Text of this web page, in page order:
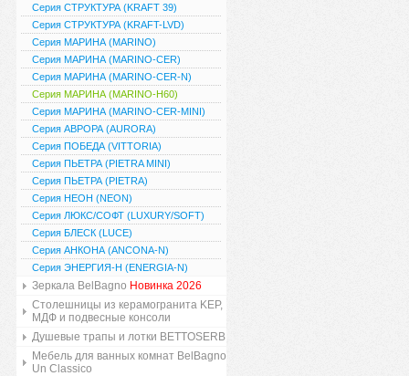
Серия СТРУКТУРА (KRAFT 39)
Серия СТРУКТУРА (KRAFT-LVD)
Серия МАРИНА (MARINO)
Серия МАРИНА (MARINO-CER)
Серия МАРИНА (MARINO-CER-N)
Серия МАРИНА (MARINO-H60)
Серия МАРИНА (MARINO-CER-MINI)
Серия АВРОРА (AURORA)
Серия ПОБЕДА (VITTORIA)
Серия ПЬЕТРА (PIETRA MINI)
Серия ПЬЕТРА (PIETRA)
Серия НЕОН (NEON)
Серия ЛЮКС/СОФТ (LUXURY/SOFT)
Серия БЛЕСК (LUCE)
Серия АНКОНА (ANCONA-N)
Серия ЭНЕРГИЯ-Н (ENERGIA-N)
Зеркала BelBagno Новинка 2026
Столешницы из керамогранита KEP,
МДФ и подвесные консоли
Душевые трапы и лотки BETTOSERB
Мебель для ванных комнат BelBagno
Un Classico